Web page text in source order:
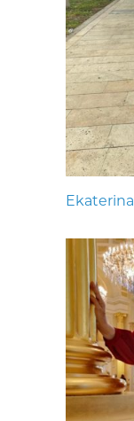
Ekaterina